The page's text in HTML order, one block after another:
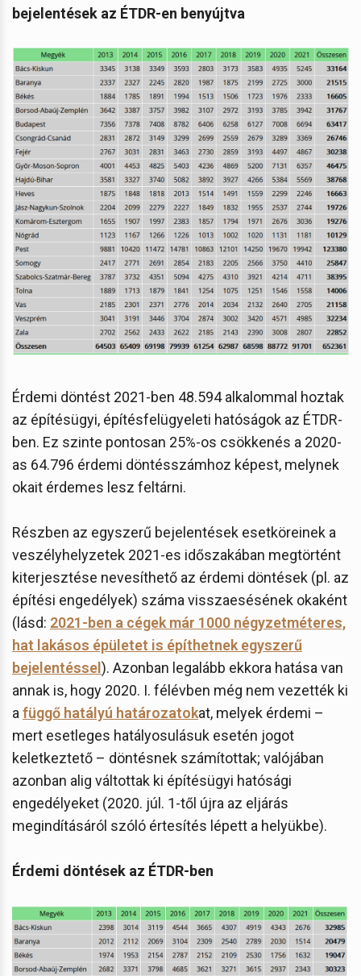
bejelentések az ÉTDR-en benyújtva
Érdemi döntést 2021-ben 48.594 alkalommal hoztak
az építésügyi, építésfelügyeleti hatóságok az ÉTDR-
ben. Ez szinte pontosan 25%-os csökkenés a 2020-
as 64.796 érdemi döntésszámhoz képest, melynek
okait érdemes lesz feltárni.
Részben az egyszerű bejelentések esetköreinek a
veszélyhelyzetek 2021-es időszakában megtörtént
kiterjesztése nevesíthető az érdemi döntések (pl. az
építési engedélyek) száma visszaesésének okaként
(lásd: 2021-ben a cégek már 1000 négyzetméteres,
hat lakásos épületet is építhetnek egyszerű
bejelentéssel ). Azonban legalább ekkora hatása van
annak is, hogy 2020. I. félévben még nem vezették ki
a függő hatályú határozatokat, melyek érdemi –
mert esetleges hatályosulásuk esetén jogot
keletkeztető – döntésnek számítottak; valójában
azonban alig váltottak ki építésügyi hatósági
engedélyeket (2020. júl. 1-től újra az eljárás
megindításáról szóló értesítés lépett a helyükbe).
Érdemi döntések az ÉTDR-ben